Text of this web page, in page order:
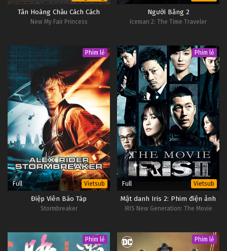
Tân Hoàng Châu Cách Cách
New My Fair Princess
Người Băng 2
Iceman 2: The Time Traveler
Phim lẻ
Full Vietsub
Điệp Viên Bão Táp
Stormbreaker
Phim lẻ
Full Vietsub
Mật danh Iris 2: Phim điện ảnh
IRIS New Generation: The Movie
Phim lẻ Phim lẻ